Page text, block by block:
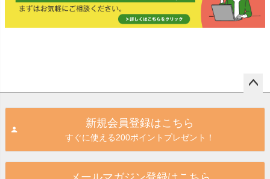
新規会員登録はこちら
すぐに使える200ポイントプレゼント！